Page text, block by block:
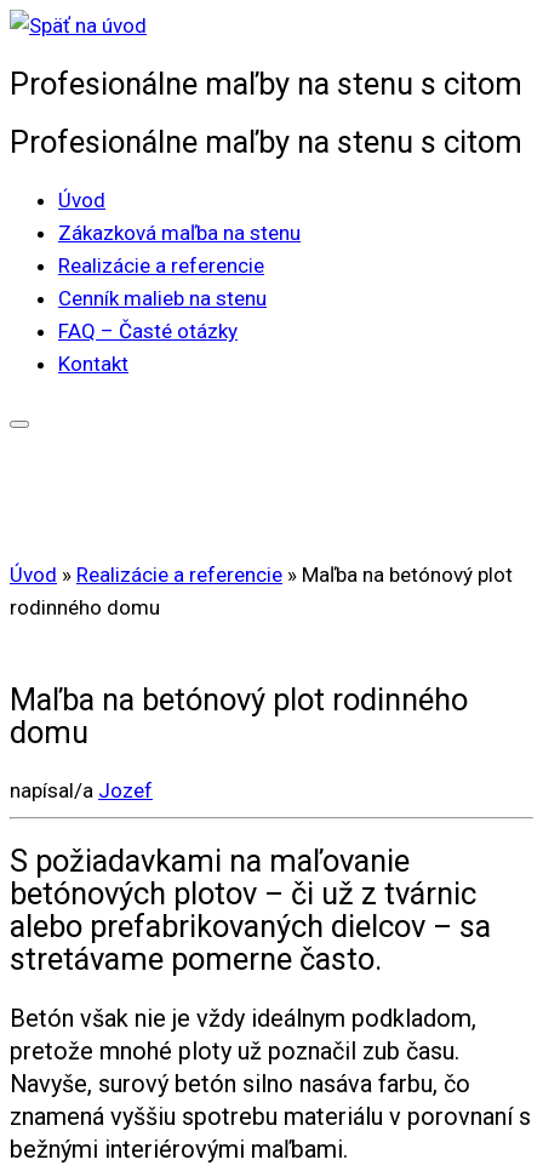
Skip
content
Profesionálne maľby na stenu s citom
Profesionálne maľby na stenu s citom
Úvod
Zákazková maľba na stenu
Realizácie a referencie
Cenník malieb na stenu
FAQ – Časté otázky
Kontakt
Úvod » Realizácie a referencie » Maľba na betónový plot
rodinného domu
Maľba na betónový plot rodinného
domu
napísal/a Jozef
S požiadavkami na maľovanie
betónových plotov – či už z tvárnic
alebo prefabrikovaných dielcov – sa
stretávame pomerne často.
Betón však nie je vždy ideálnym podkladom,
pretože mnohé ploty už poznačil zub času.
Navyše, surový betón silno nasáva farbu, čo
znamená vyššiu spotrebu materiálu v porovnaní s
bežnými interiérovými maľbami.